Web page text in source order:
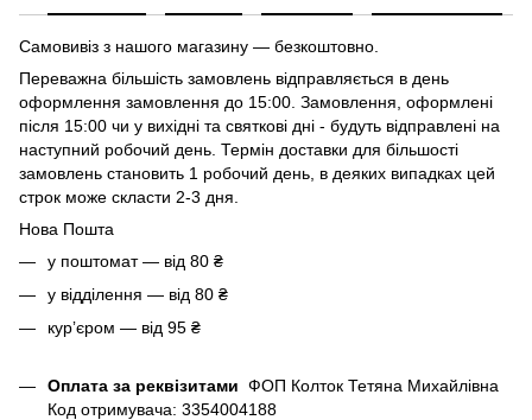
Самовивіз з нашого магазину — безкоштовно.
Переважна більшість замовлень відправляється в день
оформлення замовлення до 15:00. Замовлення, оформлені
після 15:00 чи у вихідні та святкові дні - будуть відправлені на
наступний робочий день. Термін доставки для більшості
замовлень становить 1 робочий день, в деяких випадках цей
строк може скласти 2-3 дня.
Нова Пошта
у поштомат — від 80 ₴
у відділення — від 80 ₴
курʼєром — від 95 ₴
Оплата за реквізитами ФОП Колток Тетяна Михайлівна
Код отримувача: 3354004188